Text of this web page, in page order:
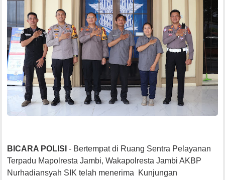
BICARA POLISI - Bertempat di Ruang Sentra Pelayanan
Terpadu Mapolresta Jambi, Wakapolresta Jambi AKBP
Nurhadiansyah SIK telah menerima Kunjungan